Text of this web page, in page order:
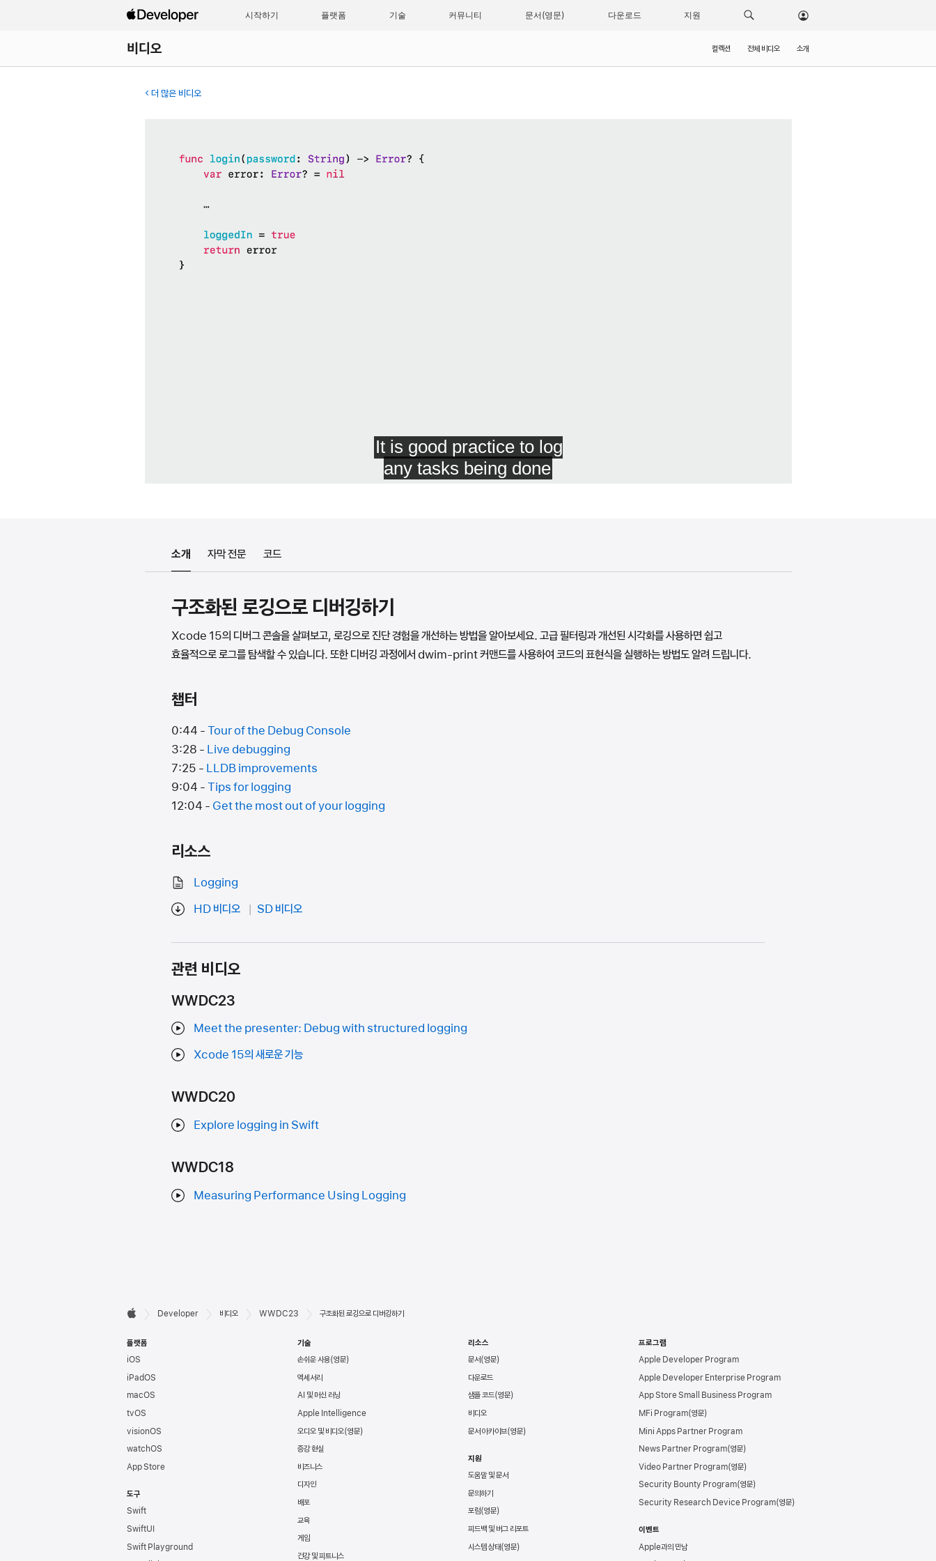
시작하기 플랫폼 기술 커뮤니티 문서 다운로드 지원
비디오 컬렉션 전체 비디오 소개
더 많은 비디오
소개 자막 전문 코드
구조화된 로깅으로 디버깅하기
Xcode 15의 디버그 콘솔을 살펴보고, 로깅으로 진단 경험을 개선하는 방법을 알아보세요. 고급 필터링과 개선된 시각화를 사용하면 쉽고
효율적으로 로그를 탐색할 수 있습니다. 또한 디버깅 과정에서 dwim-print 커맨드를 사용하여 코드의 표현식을 실행하는 방법도 알려 드립니다.
챕터
0:44 -Tour of the Debug Console
3:28 - Live debugging
7:25 - LLDB improvements
9:04 -Tips for logging
12:04 - Get the most out of your logging
리소스
Logging
HD 비디오
SD 비디오
관련 비디오
WWDC23
Meet the presenter: Debug with structured logging
Xcode 15의 새로운 기능
WWDC20
Explore logging in Swift
WWDC18
Measuring Performance Using Logging
Developer
바닥글

Developer 비디오 WWDC23 구조화된 로깅으로 디버깅하기
플랫폼
iOS
iPadOS
macOS
tvOS
visionOS
watchOS
App Store
도구
Swift
SwiftUI
Swift Playground
기술
손쉬운 사용
액세서리
AI 및 머신 러닝
Apple Intelligence
오디오 및 비디오
증강 현실
비즈니스
디자인
배포
교육
게임
건강 및 피트니스
리소스
문서
다운로드
샘플 코드
비디오
문서 아카이브
지원
도움말 및 문서
문의하기
포럼
피드백 및 버그 리포트
시스템 상태
프로그램
Apple Developer Program
Apple Developer Enterprise Program
App Store Small Business Program
MFi Program
Mini Apps Partner Program
News Partner Program
Video Partner Program
Security Bounty Program
Security Research Device Program
이벤트
Apple과의 만남